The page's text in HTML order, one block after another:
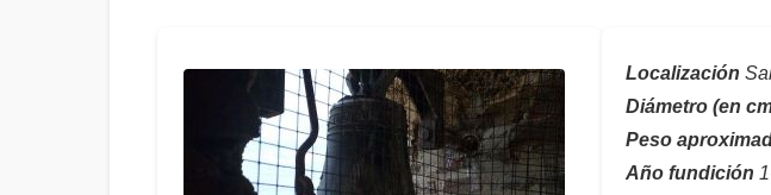
Localización
Diámetro (en
Peso
Año fundición